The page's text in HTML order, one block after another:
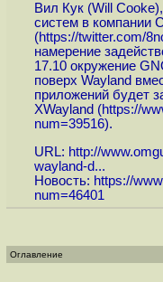
Вил Кук (Will
систем в компании
(https://twitter.com/
намерение
17.10 окружение
поверх Wayland
приложений будет
XWayland (https://
num=39516).
URL: http://
wayland-d...
Новость: https://
num=46401
Оглавление